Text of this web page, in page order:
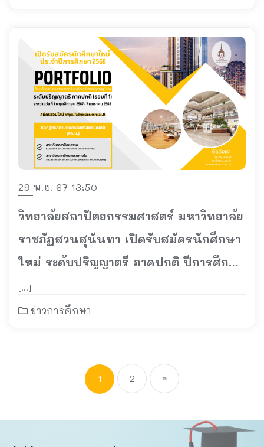
29 พ.ย. 67 13:50
วิทยาลัยสถาปัตยกรรมศาสตร์ มหาวิทยาลัย
ราชภัฏสวนสุนันทา เปิดรับสมัครนักศึกษา
ใหม่ ระดับปริญญาตรี ภาคปกติ ปีการศึกษา
2568 (รอบที่ 1) Portfolio
[…]
ข่าวการศึกษา
1 2 »